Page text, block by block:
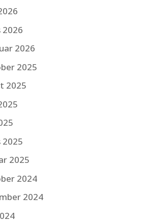
2026
2025
2025
2025
2024
2024